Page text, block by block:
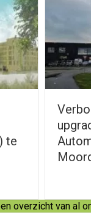
Verbouw
upgrading
overzicht van al